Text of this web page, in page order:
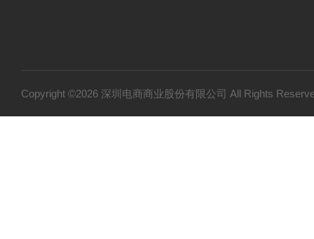
Copyright ©2026 深圳电商商业股份有限公司 All Rights